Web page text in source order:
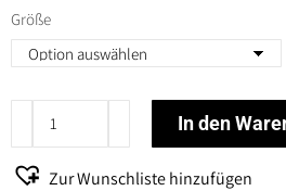
Größe
MAGNA
-
Lagenlook
In den
Zur Wunschliste hinzufügen